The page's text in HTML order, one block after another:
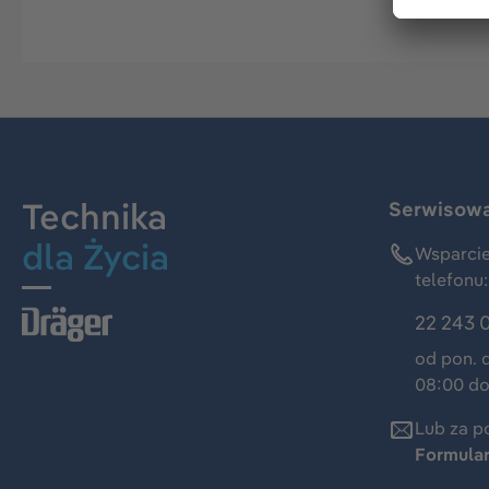
Technika
dla Życia
telefonu:
22 243
od pon.
08:00
Lub za